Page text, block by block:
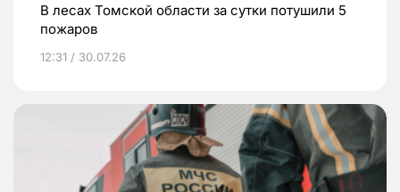
В лесах Томской области за сутки потушили 5
пожаров
12:31 / 30.07.26